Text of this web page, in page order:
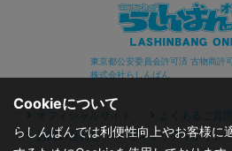
東京都公安委員会許可済 古物商許
株式会社らしんばん
オフィシャルサイト よくあるご質問
お問い合わせ
セキュリティポリシ
Cookieについて
らしんばんでは利便性向上やお客様に